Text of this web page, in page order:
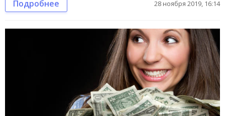
Подробнее 28 ноября 2019, 16:14